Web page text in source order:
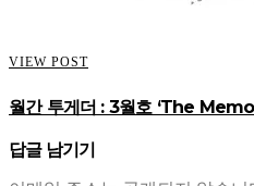
VIEW POST
월간 투게더 : 3월호 ‘The
답글 남기기